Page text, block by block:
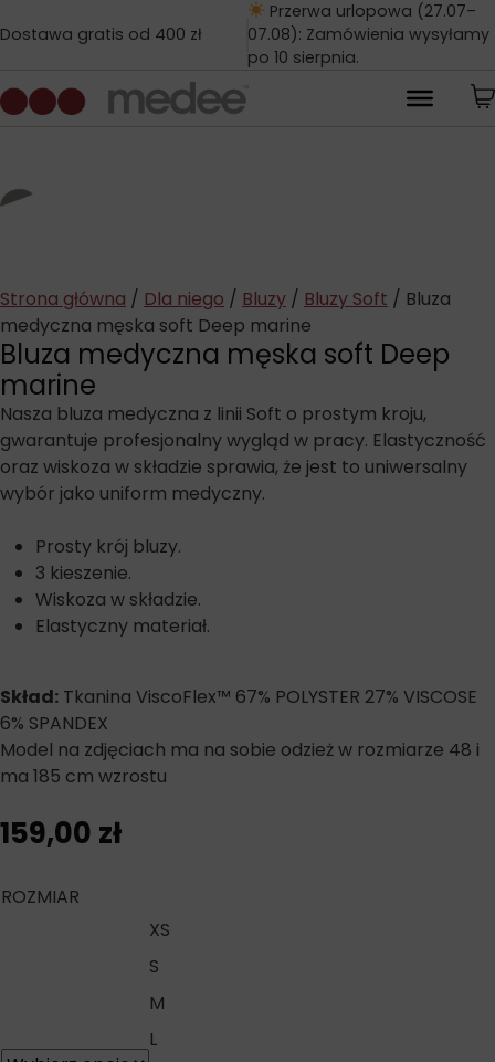
Dostawa gratis od 400 zł
Przerwa urlopowa (27.07–
07.08): Zamówienia wysyłamy
po 10 sierpnia.
Strona główna / Dla niego / Bluzy / Bluzy Soft / Bluza
medyczna męska soft Deep marine
Bluza medyczna męska soft Deep
marine
Nasza bluza medyczna z linii Soft o prostym kroju,
gwarantuje profesjonalny wygląd w pracy. Elastyczność
oraz wiskoza w składzie sprawia, że jest to uniwersalny
wybór jako uniform medyczny.
Prosty krój bluzy.
3 kieszenie.
Wiskoza w składzie.
Elastyczny materiał.
Skład: Tkanina ViscoFlex™ 67% POLYSTER 27% VISCOSE
6% SPANDEX
Model na zdjęciach ma na sobie odzież w rozmiarze 48 i
ma 185 cm wzrostu
159,00 zł
ROZMIAR
XS
S
M
L